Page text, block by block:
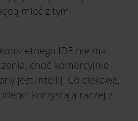
mieć z tym
IDE nie ma
choć komercyjnie
jest Intellij. Co ciekawe,
korzystają raczej z